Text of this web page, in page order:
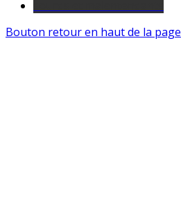
Bouton retour en haut de la page